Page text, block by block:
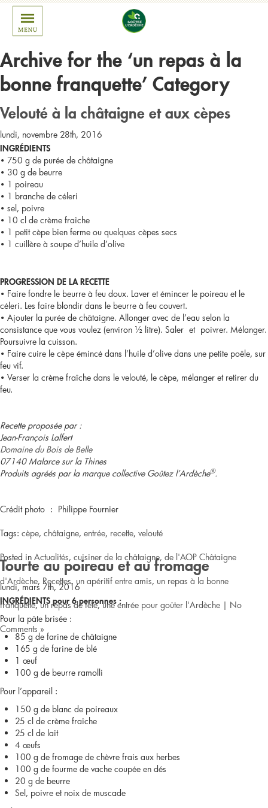
Archive for the ‘un repas à la
bonne franquette’ Category
Velouté à la châtaigne et aux cèpes
lundi, novembre 28th, 2016
INGRÉDIENTS
• 750 g de purée de châtaigne
• 30 g de beurre
• 1 poireau
• 1 branche de céleri
• sel, poivre
• 10 cl de crème fraîche
• 1 petit cèpe bien ferme ou quelques cèpes secs
• 1 cuillère à soupe d’huile d’olive
PROGRESSION DE LA RECETTE
• Faire fondre le beurre à feu doux. Laver et émincer le poireau et le
céleri. Les faire blondir dans le beurre à feu couvert.
• Ajouter la purée de châtaigne. Allonger avec de l’eau selon la
consistance que vous voulez (environ ½ litre). Saler et poivrer. Mélanger.
Poursuivre la cuisson.
• Faire cuire le cèpe émincé dans l’huile d’olive dans une petite poêle, sur
feu vif.
• Verser la crème fraîche dans le velouté, le cèpe, mélanger et retirer du
feu.
Recette proposée par :
Jean-François Lalfert
Domaine du Bois de Belle
07140 Malarce sur la Thines
Produits agréés par la marque collective Goûtez l’Ardèche®.
Crédit photo : Philippe Fournier
Tags: cèpe, châtaigne, entrée, recette, velouté
Posted in Actualités, cuisiner de la châtaigne, de l'AOP Châtaigne
d'Ardèche, Recettes, un apéritif entre amis, un repas à la bonne
franquette,un repas de fête,une entrée pour goûter l'Ardèche | No
Comments »
Tourte au poireau et au fromage
lundi, mars 7th, 2016
INGRÉDIENTS pour 6 personnes :
Pour la pâte brisée :
85 g de farine de châtaigne
165 g de farine de blé
1 œuf
100 g de beurre ramolli
Pour l’appareil :
150 g de blanc de poireaux
25 cl de crème fraîche
25 cl de lait
4 œufs
100 g de fromage de chèvre frais aux herbes
100 g de fourme de vache coupée en dés
20 g de beurre
Sel, poivre et noix de muscade